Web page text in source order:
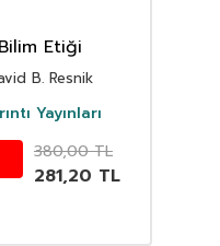
Bilim Etiği
B. Resnik
Yayınları
380,00TL
281,20 TL